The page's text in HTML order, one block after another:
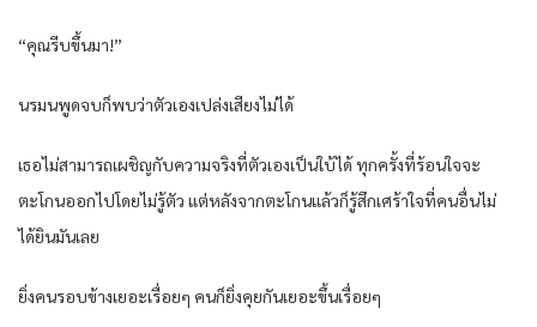
“คุณรีบขึ้นมา!”
นรมนพูดจบก็พบว่าตัวเองเปล่งเสียงไม่ได้
เธอไม่สามารถเผชิญกับความจริงที่ตัวเองเป็นใบ้ได้ ทุกครั้งที่ร้อนใจจะ
ตะโกนออกไปโดยไม่รู้ตัว แต่หลังจากตะโกนแล้วก็รู้สึกเศร้าใจที่คนอื่นไม่
ได้ยินมันเลย
ยิ่งคนรอบข้างเยอะเรื่อยๆ คนก็ยิ่งคุยกันเยอะขึ้นเรื่อยๆ